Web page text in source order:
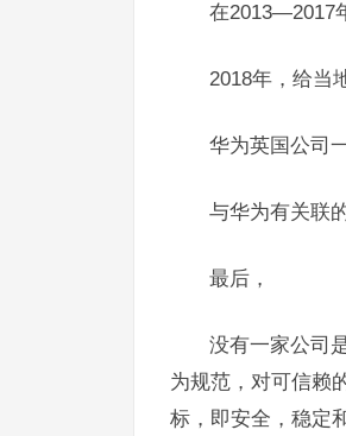
在2013—2017
2018年，给当
华为英国公司
与华为有关联
最后，
没有一家公司
为规范，对可信赖
标，即安全，稳定